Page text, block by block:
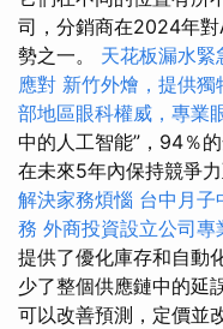
司，分銷商在2024年
勢之一。 天花板漏水緊
應對 新竹外燴，提供獨
部地區眼科權威，專業
中的人工智能”，94％
在未來5年內保持競爭
解決家務煩惱 台中月子
務 外商投資設立公司專
提供了優化庫存和自動
少了整個供應鏈中的延
可以改善預測，定價並